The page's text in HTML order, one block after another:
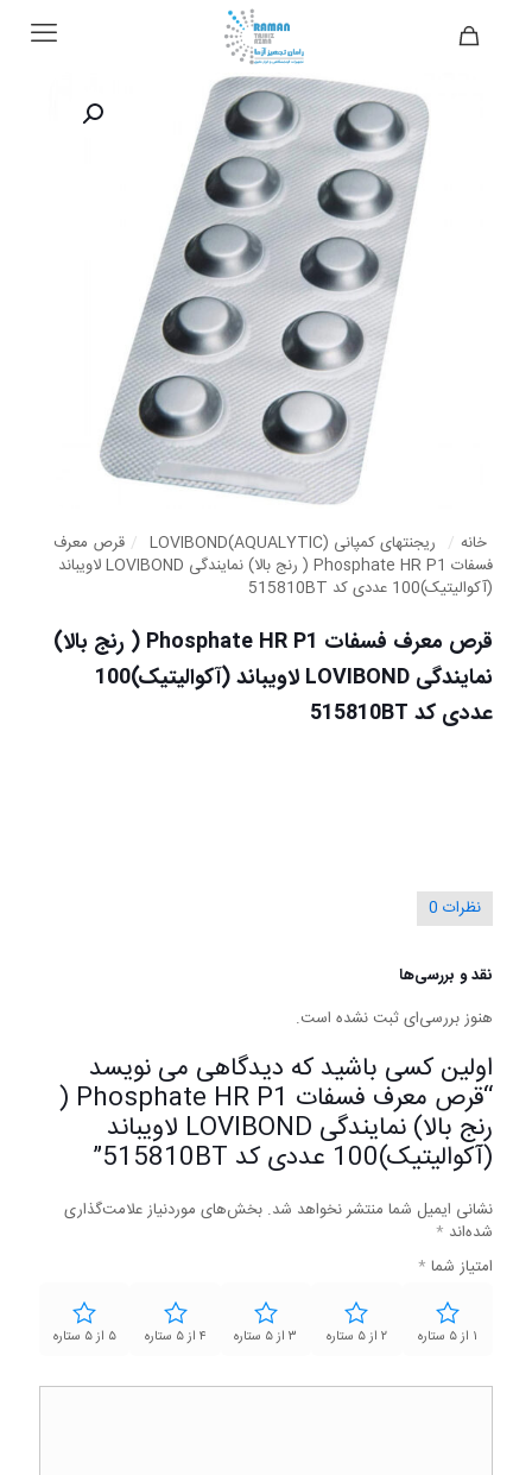
خانه / ریجنتهای کمپانی LOVIBOND(AQUALYTIC) / قرص معرف
فسفات Phosphate HR P1 ( رنج بالا) نمایندگی LOVIBOND لاویباند
(آکوالیتیک)100 عددی کد 515810BT
قرص معرف فسفات Phosphate HR P1 ( رنج بالا)
نمایندگی LOVIBOND لاویباند (آکوالیتیک)100
عددی کد 515810BT
نظرات 0
نقد و بررسی‌ها
هنوز بررسی‌ای ثبت نشده است.
اولین کسی باشید که دیدگاهی می نویسد
“قرص معرف فسفات Phosphate HR P1 (
رنج بالا) نمایندگی LOVIBOND لاویباند
(آکوالیتیک)100 عددی کد 515810BT”
نشانی ایمیل شما منتشر نخواهد شد. بخش‌های موردنیاز علامت‌گذاری
شده‌اند *
امتیاز شما *
۱ از ۵ ستاره ۲ از ۵ ستاره ۳ از ۵ ستاره ۴ از ۵ ستاره ۵ از ۵ ستاره